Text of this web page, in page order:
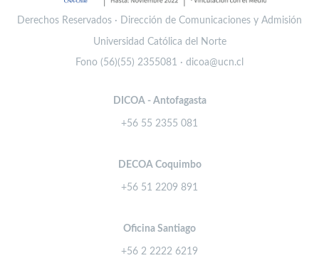
Derechos Reservados · Dirección de Comunicaciones y Admisión
Universidad Católica del Norte
Fono (56)(55) 2355081 · dicoa@ucn.cl
DICOA - Antofagasta
+56 55 2355 081
DECOA Coquimbo
+56 51 2209 891
Oficina Santiago
+56 2 2222 6219